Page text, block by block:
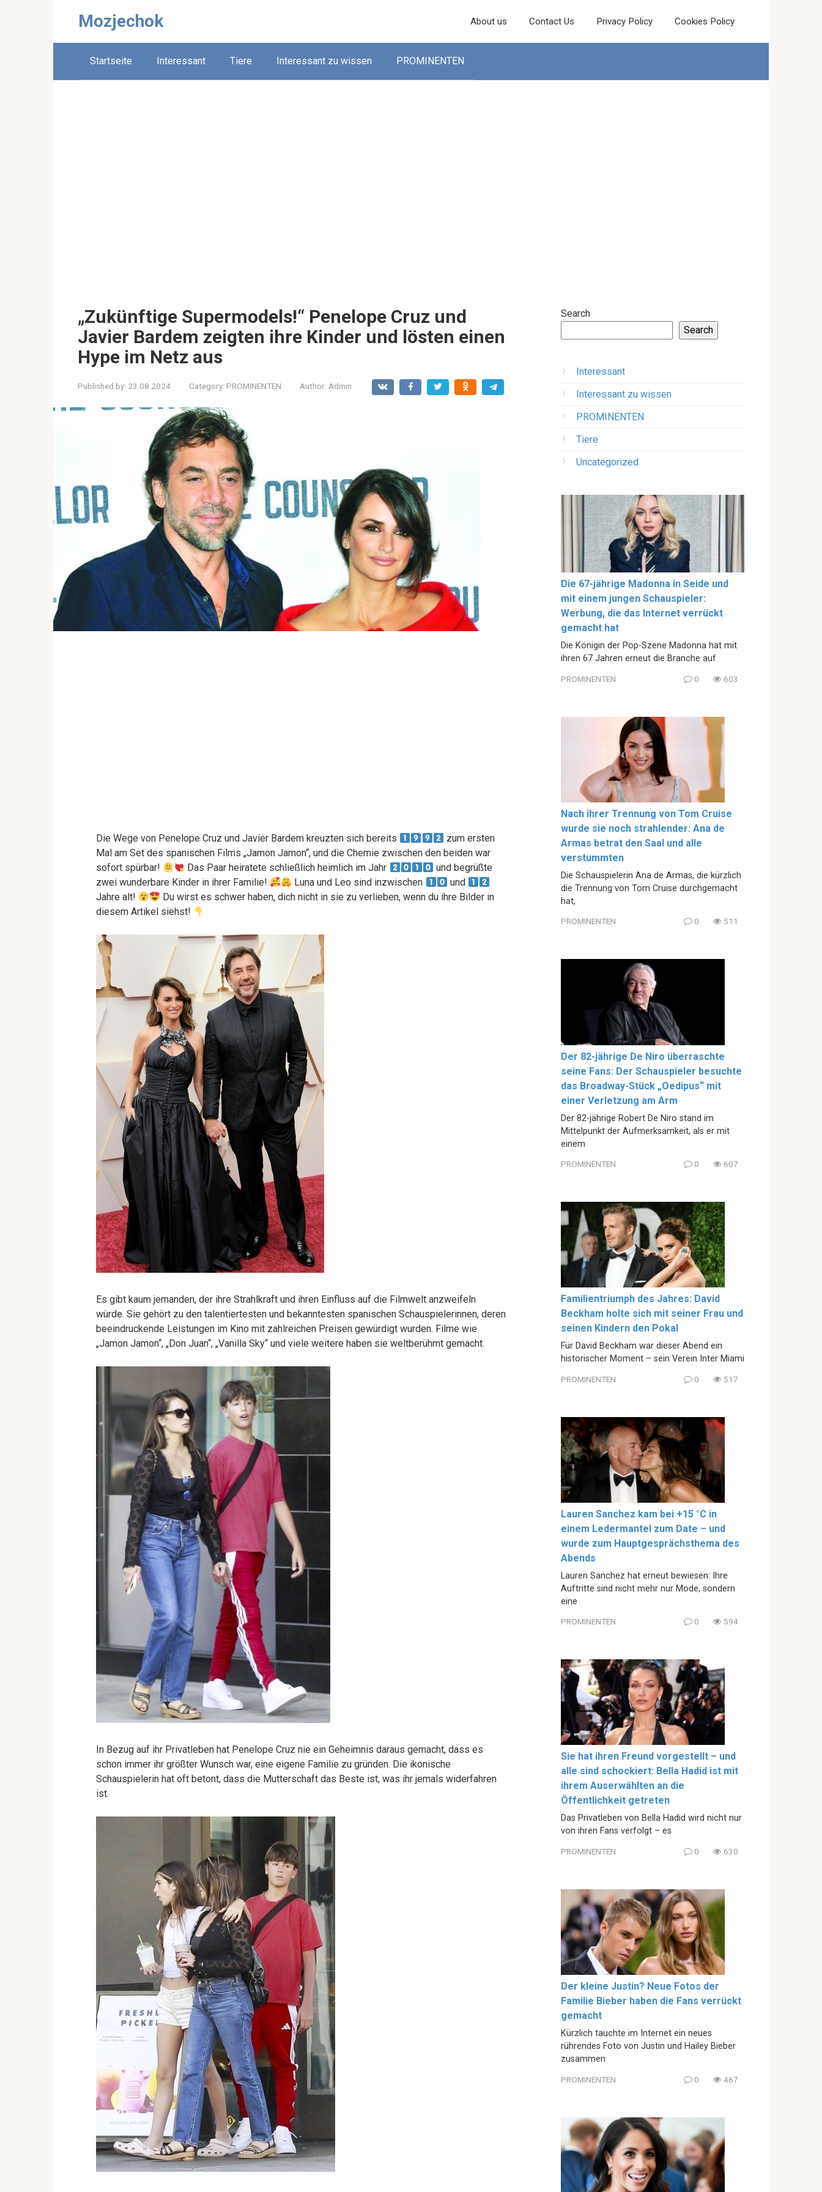
Mozjechok About us Contact Us Privacy Policy Cookies Policy
Startseite Interessant Tiere Interessant zu wissen PROMINENTEN
„Zukünftige Supermodels!“ Penelope Cruz und
Javier Bardem zeigten ihre Kinder und lösten einen
Hype im Netz aus
Published by: 23.08.2024 Category: PROMINENTEN Author: Admin
Die Wege von Penelope Cruz und Javier Bardem kreuzten sich bereits
zum ersten
Mal am Set des spanischen Films „Jamon Jamon“, und die Chemie zwischen den beiden war
sofort spürbar!
Das Paar heiratete schließlich heimlich im Jahr
und begrüßte
zwei wunderbare Kinder in ihrer Familie!
Luna und Leo sind inzwischen
und
Jahre alt!
Du wirst es schwer haben, dich nicht in sie zu verlieben, wenn du ihre Bilder in
diesem Artikel siehst!
Es gibt kaum jemanden, der ihre Strahlkraft und ihren Einfluss auf die Filmwelt anzweifeln
würde. Sie gehört zu den talentiertesten und bekanntesten spanischen Schauspielerinnen, deren
beeindruckende Leistungen im Kino mit zahlreichen Preisen gewürdigt wurden. Filme wie
„Jamon Jamon“, „Don Juan“, „Vanilla Sky“ und viele weitere haben sie weltberühmt gemacht.
In Bezug auf ihr Privatleben hat Penelope Cruz nie ein Geheimnis daraus gemacht, dass es
schon immer ihr größter Wunsch war, eine eigene Familie zu gründen. Die ikonische
Schauspielerin hat oft betont, dass die Mutterschaft das Beste ist, was ihr jemals widerfahren
ist.
Search
Search
Interessant
Interessant zu wissen
PROMINENTEN
Tiere
Uncategorized
Die 67-jährige Madonna in Seide und
mit einem jungen Schauspieler:
Werbung, die das Internet verrückt
gemacht hat
Die Königin der Pop-Szene Madonna hat mit
ihren 67 Jahren erneut die Branche auf
PROMINENTEN 0 603
Nach ihrer Trennung von Tom Cruise
wurde sie noch strahlender: Ana de
Armas betrat den Saal und alle
verstummten
Die Schauspielerin Ana de Armas, die kürzlich
die Trennung von Tom Cruise durchgemacht
hat,
PROMINENTEN 0 511
Der 82-jährige De Niro überraschte
seine Fans: Der Schauspieler besuchte
das Broadway-Stück „Oedipus“ mit
einer Verletzung am Arm
Der 82-jährige Robert De Niro stand im
Mittelpunkt der Aufmerksamkeit, als er mit
einem
PROMINENTEN 0 607
Familientriumph des Jahres: David
Beckham holte sich mit seiner Frau und
seinen Kindern den Pokal
Für David Beckham war dieser Abend ein
historischer Moment – sein Verein Inter Miami
PROMINENTEN 0 517
Lauren Sanchez kam bei +15 °C in
einem Ledermantel zum Date – und
wurde zum Hauptgesprächsthema des
Abends
Lauren Sanchez hat erneut bewiesen: Ihre
Auftritte sind nicht mehr nur Mode, sondern
eine
PROMINENTEN 0 594
Sie hat ihren Freund vorgestellt – und
alle sind schockiert: Bella Hadid ist mit
ihrem Auserwählten an die
Öffentlichkeit getreten
Das Privatleben von Bella Hadid wird nicht nur
von ihren Fans verfolgt – es
PROMINENTEN 0 630
Der kleine Justin? Neue Fotos der
Familie Bieber haben die Fans verrückt
gemacht
Kürzlich tauchte im Internet ein neues
rührendes Foto von Justin und Hailey Bieber
zusammen
PROMINENTEN 0 467